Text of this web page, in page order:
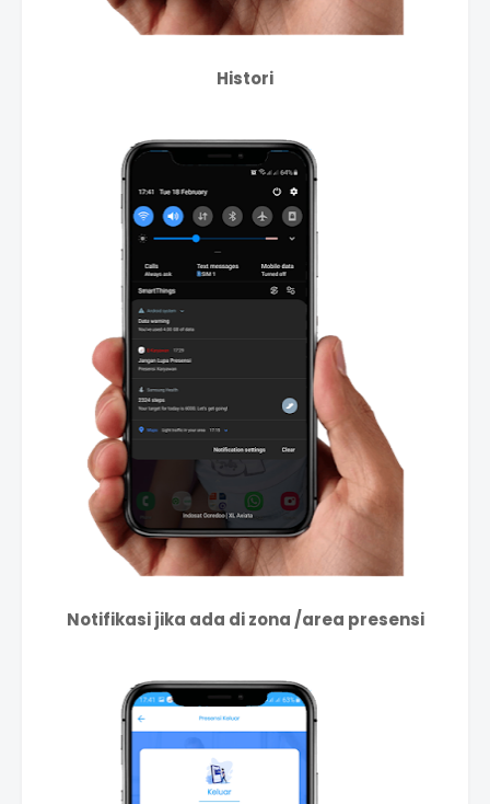
Histori
Notifikasi jika ada di zona /area presensi